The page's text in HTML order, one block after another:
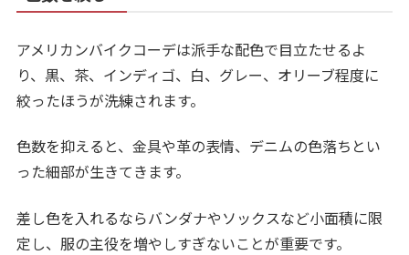
アメリカンバイクコーデは派手な配色で目立たせるよ
り、黒、茶、インディゴ、白、グレー、オリーブ程度に
絞ったほうが洗練されます。
色数を抑えると、金具や革の表情、デニムの色落ちとい
った細部が生きてきます。
差し色を入れるならバンダナやソックスなど小面積に限
定し、服の主役を増やしすぎないことが重要です。